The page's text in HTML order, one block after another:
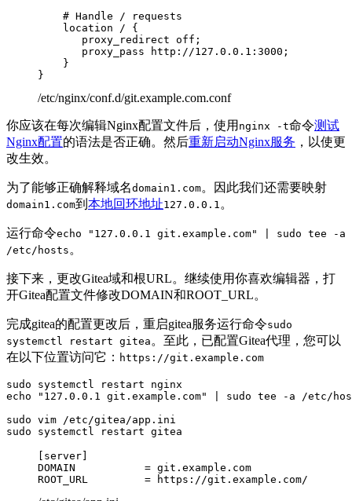
    # Handle / requests
    location / {
       proxy_redirect off;
       proxy_pass http://127.0.0.1:3000;
    }
/etc/nginx/conf.d/git.example.com.conf
你应该在每次编辑Nginx配置文件后，使用 nginx -t命令测试
Nginx配置的语法是否正确。然后重新启动Nginx服务 ，以使更
改生效。
为了能够正确解释域名domain1.com。因此我们还需要映射
domain1.com到 本地回环地址127.0.0.1 。
运行命令echo "127.0.0.1 git.example.com" | sudo tee -a
/etc/hosts 。
接下来，更改Gitea域和根URL。继续使用你喜欢编辑器，打
开Gitea配置文件修改DOMAIN和ROOT_URL。
完成gitea的配置更改后，重启gitea服务运行命令sudo
systemctl restart gitea 。至此，已配置Gitea代理，您可以
在以下位置访问它： https://git.example.com
sudo systemctl restart nginx
echo "127.0.0.1 git.example.com" | sudo tee -a /etc/
sudo vim /etc/gitea/app.ini
sudo systemctl restart gitea
[server]
DOMAIN           = git.example.com